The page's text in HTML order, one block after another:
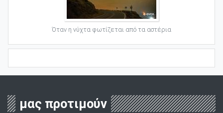
Όταν η νύχτα φωτίζεται από τα αστέρια
μας προτιμούν